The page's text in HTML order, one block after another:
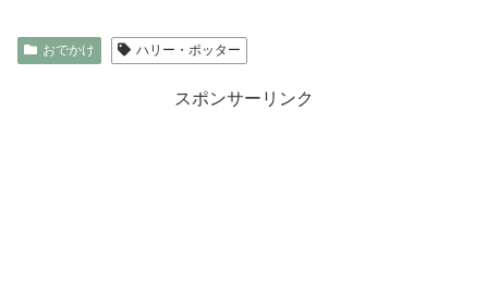
おでかけ ハリー・ポッター
スポンサーリンク